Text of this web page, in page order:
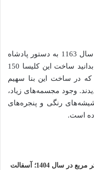
کلیسای نوتر دام، با معماری گوتیک در سال 1163 به دستور پادشاه
سنت لوئیس ساخته شد. جالب است بدانید ساخت این کلیسا 150
در ساخت این بنا سهیم
وجود مجسمه‌های زیاد،
رنگی و پنجره‌های
است.
هزینه آسفالت هر متر مربع در سال 1404؛ آسفالت